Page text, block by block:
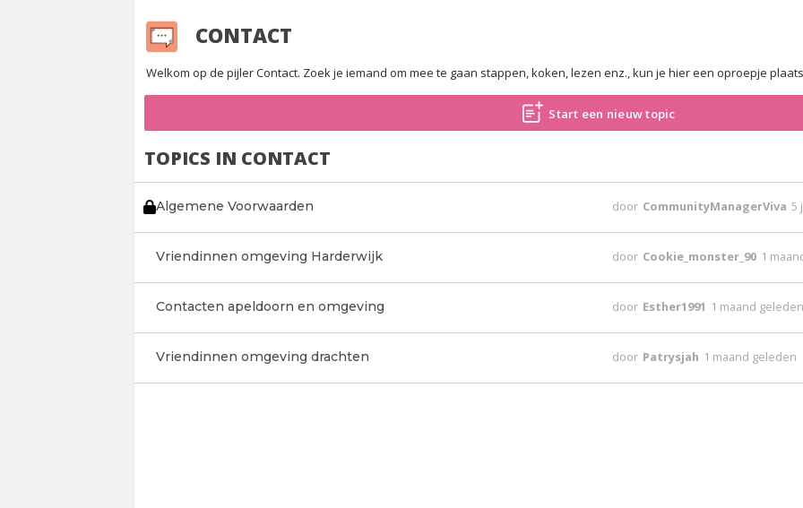
CONTACT
Welkom op de pijler Contact. Zoek je iemand om mee te gaan stappen, koken, lezen enz., kun je hier een oproepje
Start een nieuw topic
TOPICS IN CONTACT
Algemene Voorwaarden door CommunityManagerViva 5
Vriendinnen omgeving Harderwijk door Cookie_monster_90 1
Contacten apeldoorn en omgeving door Esther1991 1 maand
Vriendinnen omgeving drachten door Patrysjah 1 maand geleden